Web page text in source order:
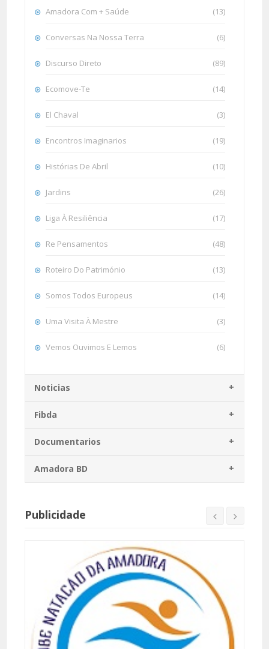
Amadora Com + Saúde (13)
Conversas Na Nossa Terra (6)
Discurso Direto (89)
Ecomove-Te (14)
El Chaval (3)
Encontros Imaginarios (19)
Histórias De Abril (10)
Jardins (26)
Liga À Resiliência (17)
Re Pensamentos (48)
Roteiro Do Património (13)
Somos Todos Europeus (14)
Uma Visita À Mestre (3)
Vemos Ouvimos E Lemos (6)
Noticias
Fibda
Documentarios
Amadora BD
Publicidade